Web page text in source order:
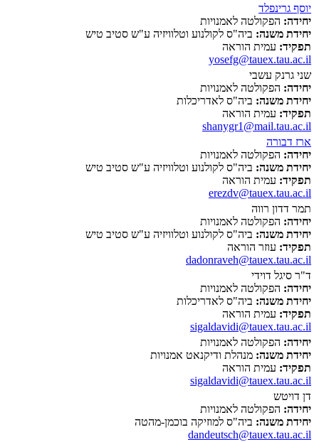
יוסף גרינפלד
יחידה: הפקולטה לאמנויות
יחידת משנה: ביה"ס לקולנוע וטלוויזיה ע"ש סטיב טיש
תפקיד: עמית הוראה
yosefg@tauex.tau.ac.il
שני גרנק עשבי
יחידה: הפקולטה לאמנויות
יחידת משנה: ביה"ס לאדריכלות
תפקיד: עמית הוראה
shanygr1@mail.tau.ac.il
ארז דבורה
יחידה: הפקולטה לאמנויות
יחידת משנה: ביה"ס לקולנוע וטלוויזיה ע"ש סטיב טיש
תפקיד: עמית הוראה
erezdv@tauex.tau.ac.il
תמר דדון רווה
יחידה: הפקולטה לאמנויות
יחידת משנה: ביה"ס לקולנוע וטלוויזיה ע"ש סטיב טיש
תפקיד: עוזר הוראה
dadonraveh@tauex.tau.ac.il
ד"ר סיגל דוידי
יחידה: הפקולטה לאמנויות
יחידת משנה: ביה"ס לאדריכלות
תפקיד: עמית הוראה
sigaldavidi@tauex.tau.ac.il
יחידה: הפקולטה לאמנויות
יחידת משנה: מנהלת ודיקנאט אמנויות
תפקיד: עמית הוראה
sigaldavidi@tauex.tau.ac.il
דן דויטש
יחידה: הפקולטה לאמנויות
יחידת משנה: ביה"ס למוזיקה בוכמן-מהטה
dandeutsch@tauex.tau.ac.il